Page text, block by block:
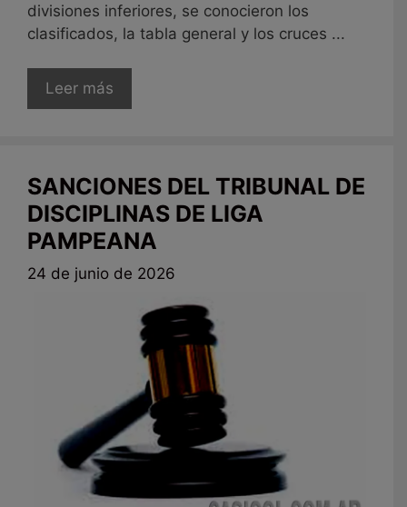
divisiones inferiores, se conocieron los
clasificados, la tabla general y los cruces ...
Leer más
SANCIONES DEL TRIBUNAL DE
DISCIPLINAS DE LIGA
PAMPEANA
24 de junio de 2026